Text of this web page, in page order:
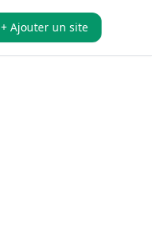
+ Ajouter un site